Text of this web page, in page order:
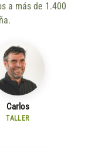
a más de 1.400
Carlos
TALLER